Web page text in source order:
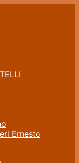
Ernesto